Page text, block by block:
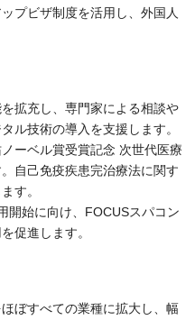
プビザ制度を活用し、外国人
拡充し、専門家による相談や
ル技術の導入を支援します。
ーベル賞受賞記念 次世代医療
自己免疫疾患完治療法に関す
す。
開始に向け、FOCUSスパコン
促進します。
ぼすべての業種に拡大し、幅